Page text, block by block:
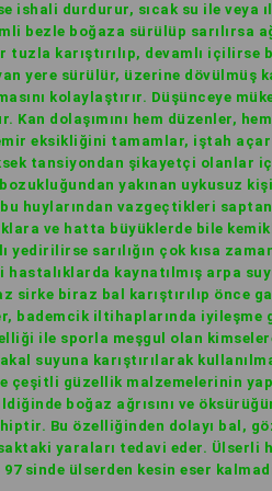
ishali durdurur, sıcak su ile veya
bezle boğaza sürülüp sarılırsa
tuzla karıştırılıp, devamlı içilirse
yere sürülür, üzerine dövülmüş
kolaylaştırır. Düşünceye
Kan dolaşımını hem düzenler,
eksikliğini tamamlar, iştah
tansiyondan şikayetçi olanlar
yakınan uykusuz
huylarından vazgeçtikleri
ve hatta büyüklerde bile
yedirilirse sarılığın çok kısa
kaynatılmış arpa
sirke biraz bal karıştırılıp
bademcik iltihaplarında iyileşme
ile sporla meşgul olan
suyuna karıştırılarak
çeşitli güzellik malzemelerinin
boğaz ağrısını ve
Bu özelliğinden dolayı bal,
yaraları tedavi eder.
sinde ülserden kesin eser